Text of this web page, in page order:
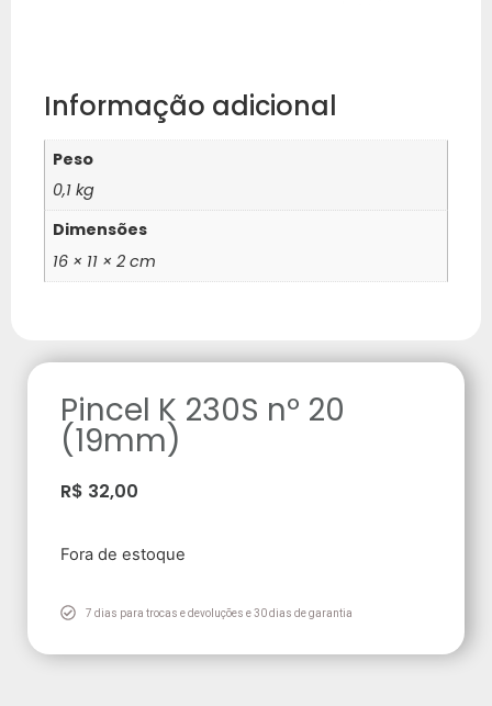
Informação adicional
Peso
0,1 kg
Dimensões
16 × 11 × 2 cm
Pincel K 230S nº 20
(19mm)
R$ 32,00
Fora de estoque
7 dias para trocas e devoluções e 30 dias de garantia